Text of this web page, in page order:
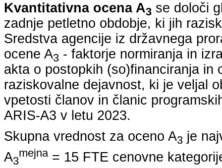
Kvantitativna ocena A3 se določi
zadnje petletno obdobje, ki jih
Sredstva agencije iz državnega
ocene A3 - faktorje normiranja in
akta o postopkih (so)financiranja in
raziskovalne dejavnost, ki je veljal
vpetosti članov in članic
ARIS-A3 v letu 2023.
Skupna vrednost za oceno A3 je
A3
mejna= 15 FTE cenovne